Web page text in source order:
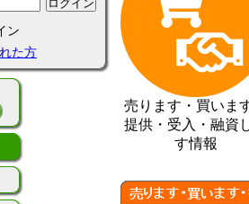
ン
た方
売ります・買いま
提供・受入・融資
す情報